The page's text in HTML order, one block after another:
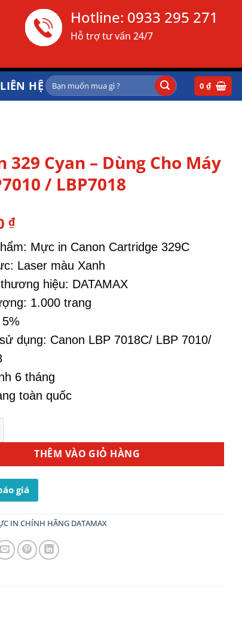
Hotline: 0933 295 271
Hỗ trợ tư vấn 24/7
LIÊN HỆ Tìm
kiếm:
0₫
329 Cyan – Dùng Cho Máy
/ LBP7018
₫
Mực in Canon Cartridge 329C
Laser màu Xanh
hiệu: DATAMAX
1.000 trang
dụng: Canon LBP 7018C/ LBP 7010/
6 tháng
toàn quốc
Cyan - Dùng Cho Máy In LBP7010 / LBP7018 số lượng
THÊM VÀO GIỎ HÀNG
giá
IN CHÍNH HÃNG DATAMAX